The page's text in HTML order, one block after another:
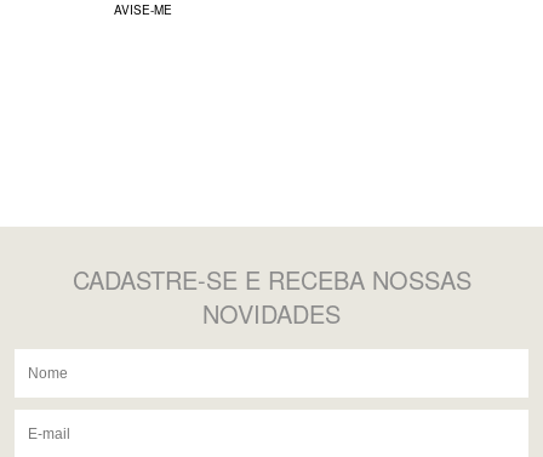
AVISE-ME
CADASTRE-SE E RECEBA NOSSAS
NOVIDADES